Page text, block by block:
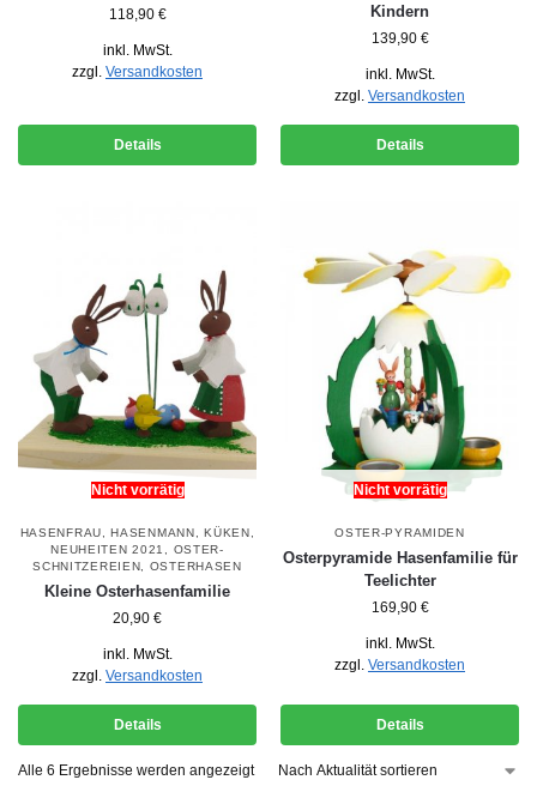
118,90 €
inkl. MwSt.
zzgl. Versandkosten
Details
Kindern
139,90 €
inkl. MwSt.
zzgl. Versandkosten
Details
Nicht vorrätig
HASENFRAU,HASENMANN,KÜKEN,
NEUHEITEN 2021 , OSTER-
SCHNITZEREIEN, OSTERHASEN
Kleine Osterhasenfamilie
20,90 €
inkl. MwSt.
zzgl. Versandkosten
Details
Nicht vorrätig
OSTER-PYRAMIDEN
Osterpyramide Hasenfamilie für
Teelichter
169,90 €
inkl. MwSt.
zzgl. Versandkosten
Details
Alle 6 Ergebnisse werden angezeigt